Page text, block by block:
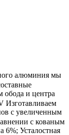
алюминия мы
обода и центра
Изготавливаем
с увеличенным
с кованым
Усталостная